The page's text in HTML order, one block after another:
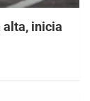
alta, inicia